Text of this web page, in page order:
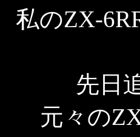
私のZX-
先日
元々の